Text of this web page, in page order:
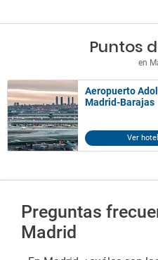
Puntos
en
Aeropuerto
Madrid-Barajas
Ver
Preguntas
Madrid